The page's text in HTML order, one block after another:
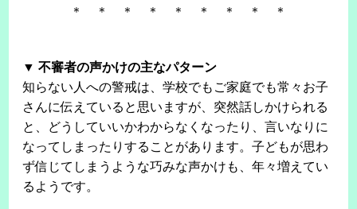
＊ ＊ ＊ ＊ ＊ ＊ ＊ ＊ ＊
▼ 不審者の声かけの主なパターン
知らない人への警戒は、学校でもご家庭でも常々お子
さんに伝えていると思いますが、突然話しかけられる
と、どうしていいかわからなくなったり、言いなりに
なってしまったりすることがあります。子どもが思わ
ず信じてしまうような巧みな声かけも、年々増えてい
るようです。